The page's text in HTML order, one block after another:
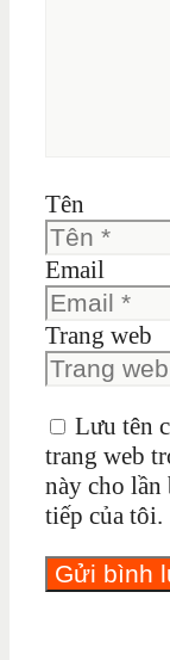
Tên
Email
Trang web
Lưu tên
trang web
này cho
tiếp của tôi.